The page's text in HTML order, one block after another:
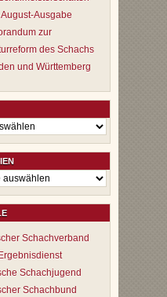
Ausgabe
zur
des Schachs
und Württemberg
Schachverband
Schachjugend
Schachbund